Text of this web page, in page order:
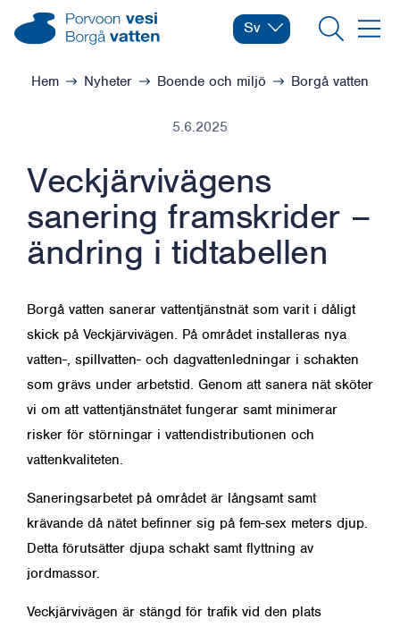
Hoppa till innehåll
Meny
Borgå vatten – Gå till startsidan
Byt språk
Nuvarande språk:
Sv
Sök
Bläddra:
Hem Nyheter Boende och miljö Borgå vatten
5.6.2025
Veckjärvivägens
sanering framskrider –
ändring i tidtabellen
Borgå vatten sanerar vattentjänstnät som varit i dåligt
skick på Veckjärvivägen. På området installeras nya
vatten-, spillvatten- och dagvattenledningar i schakten
som grävs under arbetstid. Genom att sanera nät sköter
vi om att vattentjänstnätet fungerar samt minimerar
risker för störningar i vattendistributionen och
vattenkvaliteten.
Saneringsarbetet på området är långsamt samt
krävande då nätet befinner sig på fem-sex meters djup.
Detta förutsätter djupa schakt samt flyttning av
jordmassor.
Veckjärvivägen är stängd för trafik vid den plats